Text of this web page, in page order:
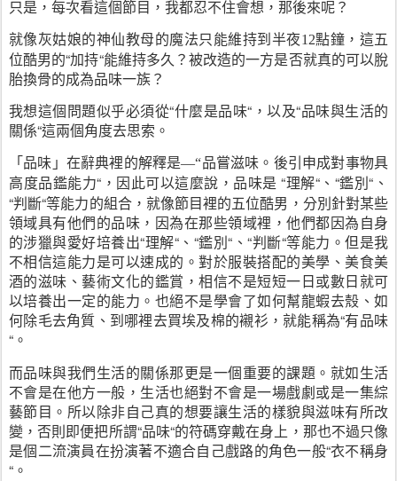
只是，每次看這個節目，我都忍不住會想，那後來呢？
就像灰姑娘的神仙教母的魔法只能維持到半夜12點鐘，這五
位酷男的“加持“能維持多久？被改造的一方是否就真的可以脫
胎換骨的成為品味一族？
我想這個問題似乎必須從“什麼是品味“，以及“品味與生活的
關係“這兩個角度去思索。
「品味」在辭典裡的解釋是—“品嘗滋味。後引申成對事物具
高度品鑑能力“，因此可以這麼說，品味是 “理解“、“鑑別“、
“判斷“等能力的組合，就像節目裡的五位酷男，分別針對某些
領域具有他們的品味，因為在那些領域裡，他們都因為自身
的涉獵與愛好培養出“理解“、“鑑別“、“判斷“等能力。但是我
不相信這能力是可以速成的。對於服裝搭配的美學、美食美
酒的滋味、藝術文化的鑑賞，相信不是短短一日或數日就可
以培養出一定的能力。也絕不是學會了如何幫龍蝦去殼、如
何除毛去角質、到哪裡去買埃及棉的襯衫，就能稱為“有品味
“。
而品味與我們生活的關係那更是一個重要的課題。就如生活
不會是在他方一般，生活也絕對不會是一場戲劇或是一集綜
藝節目。所以除非自己真的想要讓生活的樣貌與滋味有所改
變，否則即便把所謂“品味“的符碼穿戴在身上，那也不過只像
是個二流演員在扮演著不適合自己戲路的角色一般“衣不稱身
“。